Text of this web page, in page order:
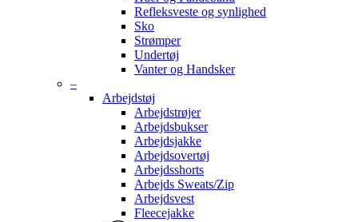
Refleksveste og synlighed
Sko
Strømper
Undertøj
Vanter og Handsker
–
Arbejdstøj
Arbejdstrøjer
Arbejdsbukser
Arbejdsjakke
Arbejdsovertøj
Arbejdsshorts
Arbejds Sweats/Zip
Arbejdsvest
Fleecejakke